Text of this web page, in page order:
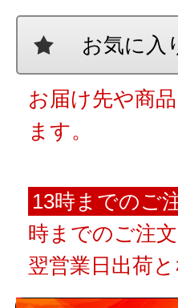
お気に入
お届け先や商
ます。
13時までのご
時までのご注
翌営業日出荷と